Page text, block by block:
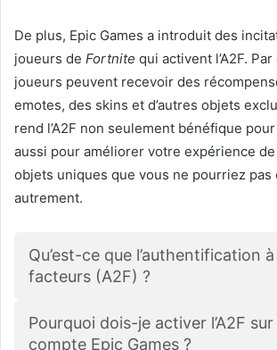
De plus, Epic Games a introduit des
joueurs de Fortnite qui activent l’A2F.
joueurs peuvent recevoir des
emotes, des skins et d’autres objets
rend l’A2F non seulement bénéfique
aussi pour améliorer votre expérience
objets uniques que vous ne pourriez pas
autrement.
Qu’est-ce que l’authentification
facteurs (A2F) ?
Pourquoi dois-je activer l’A2F
compte Epic Games ?